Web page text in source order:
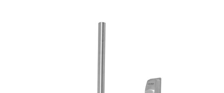
Installasjonsveiledning ASSA1130-50-70